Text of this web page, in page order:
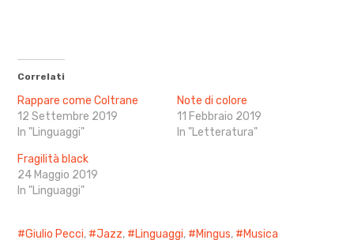
Correlati
Rappare come Coltrane
12 Settembre 2019
In "Linguaggi"
Note di colore
11 Febbraio 2019
In "Letteratura"
Fragilità black
24 Maggio 2019
In "Linguaggi"
Giulio Pecci, Jazz, Linguaggi, Mingus, Musica